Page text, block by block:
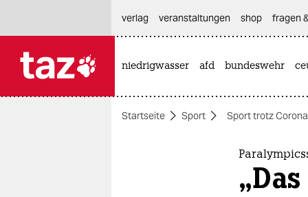
themen
verlag
veranstaltungen shop fragen
niedrigwasser afd bundeswehr
Startseite Sport Sport trotz Corona